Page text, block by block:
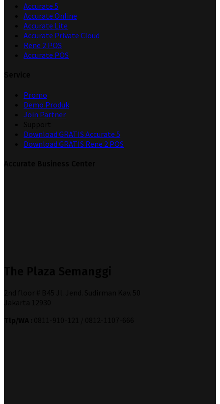
Accurate 5
Accurate Online
Accurate Lite
Accurate Private Cloud
Rene 2 POS
Accurate POS
Promo
Demo Produk
Join Partner
Download GRATIS Accurate 5
Download GRATIS Rene 2 POS